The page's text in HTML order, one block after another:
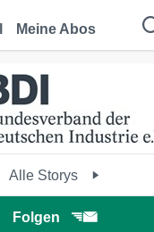
Meine Abos
Alle Storys
Folgen